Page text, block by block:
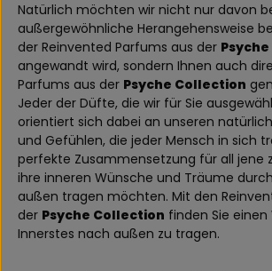
Natürlich möchten wir nicht nur davon
außergewöhnliche Herangehensweise
der Reinvented Parfums aus der
angewandt wird, sondern Ihnen auch
Parfums aus der Psyche Collection
Jeder der Düfte, die wir für Sie
orientiert sich dabei an unseren
und Gefühlen, die jeder Mensch in sich
perfekte Zusammensetzung für all jene
ihre inneren Wünsche und Träume
außen tragen möchten. Mit den
der Psyche Collection finden Sie einen
Innerstes nach außen zu tragen.